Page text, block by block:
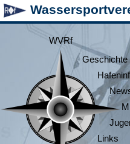
WVRf
Geschichte
Links